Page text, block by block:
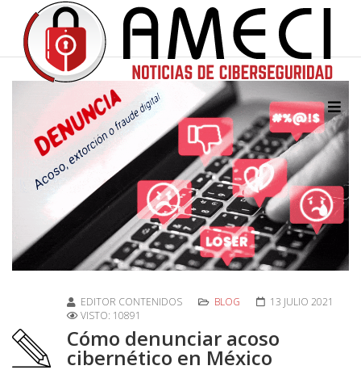
EDITOR CONTENIDOS BLOG
13 JULIO 2021
VISTO: 10891
Cómo denunciar acoso
cibernético en México